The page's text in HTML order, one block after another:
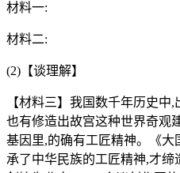
材料一:
材料二:
(2)【谈理解】
【材料三】我国数千年历史中
也有修造出故宫这种世界奇观
基因里,的确有工匠精神。《
承了中华民族的工匠精神,才